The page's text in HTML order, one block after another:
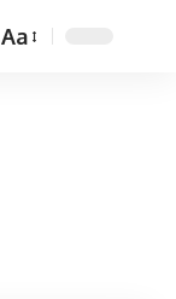
Aa